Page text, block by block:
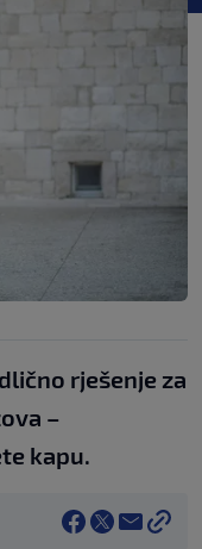
rješenje za
–
kapu.